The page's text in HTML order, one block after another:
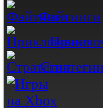
Файтинги
Стратегии